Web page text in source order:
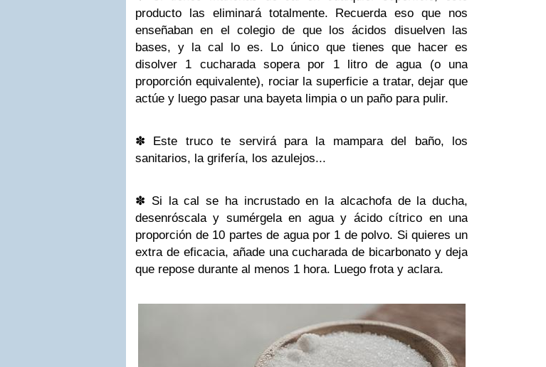
producto las eliminará totalmente. Recuerda eso que nos
enseñaban en el colegio de que los ácidos disuelven las
bases, y la cal lo es. Lo único que tienes que hacer es
disolver 1 cucharada sopera por 1 litro de agua (o una
proporción equivalente), rociar la superficie a tratar, dejar que
actúe y luego pasar una bayeta limpia o un paño para pulir.
✽ Este truco te servirá para la mampara del baño, los
sanitarios, la grifería, los azulejos...
✽ Si la cal se ha incrustado en la alcachofa de la ducha,
desenróscala y sumérgela en agua y ácido cítrico en una
proporción de 10 partes de agua por 1 de polvo. Si quieres un
extra de eficacia, añade una cucharada de bicarbonato y deja
que repose durante al menos 1 hora. Luego frota y aclara.